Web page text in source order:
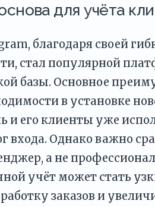
для учёта
благодаря своей
стал популярной
базы. Основное
в установке
и его клиенты уже
входа. Однако важно
а не
учёт может стать
заказов и